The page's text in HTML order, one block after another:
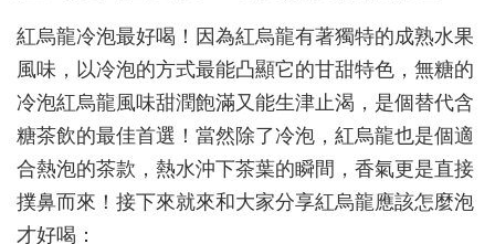
紅烏龍冷泡最好喝！因為紅烏龍有著獨特的成熟水果
風味，以冷泡的方式最能凸顯它的甘甜特色，無糖的
冷泡紅烏龍風味甜潤飽滿又能生津止渴，是個替代含
糖茶飲的最佳首選！當然除了冷泡，紅烏龍也是個適
合熱泡的茶款，熱水沖下茶葉的瞬間，香氣更是直接
撲鼻而來！接下來就來和大家分享紅烏龍應該怎麼泡
才好喝：